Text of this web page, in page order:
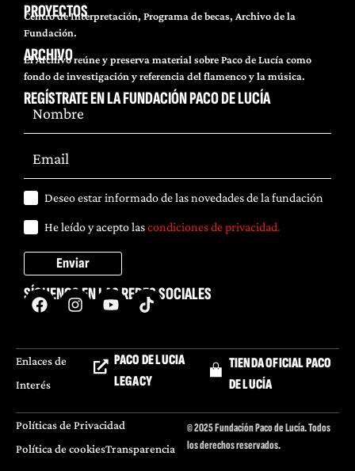
PROYECTOS
Centro de Interpretación, Programa de becas, Archivo de la
Fundación.
ARCHIVO
El Archivo reúne y preserva material sobre Paco de Lucía como
fondo de investigación y referencia del flamenco y la música.
REGÍSTRATE EN LA FUNDACIÓN PACO DE LUCÍA
Deseo estar informado de las novedades de la fundación
He leído y acepto lascondiciones de privacidad.
Enviar
SÍGUENOS EN LAS REDES SOCIALES
Enlaces de
Interés
PACO DE LUCIA
LEGACY
TIENDA OFICIAL PACO
DE LUCÍA
Políticas de Privacidad
Política de cookiesTransparencia
© 2025 Fundación Paco de Lucía. Todos
los derechos reservados.